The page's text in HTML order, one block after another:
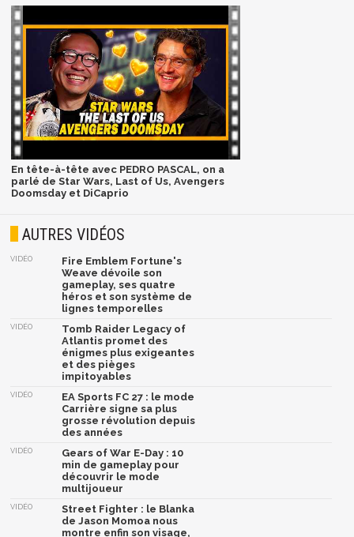
En tête-à-tête avec PEDRO PASCAL, on a
parlé de Star Wars, Last of Us, Avengers
Doomsday et DiCaprio
AUTRES VIDÉOS
VIDÉO
Fire Emblem Fortune's
Weave dévoile son
gameplay, ses quatre
héros et son système de
lignes temporelles
VIDÉO
Tomb Raider Legacy of
Atlantis promet des
énigmes plus exigeantes
et des pièges
impitoyables
VIDÉO
EA Sports FC 27 : le mode
Carrière signe sa plus
grosse révolution depuis
des années
VIDÉO
Gears of War E-Day : 10
min de gameplay pour
découvrir le mode
multijoueur
VIDÉO
Street Fighter : le Blanka
de Jason Momoa nous
montre enfin son visage,